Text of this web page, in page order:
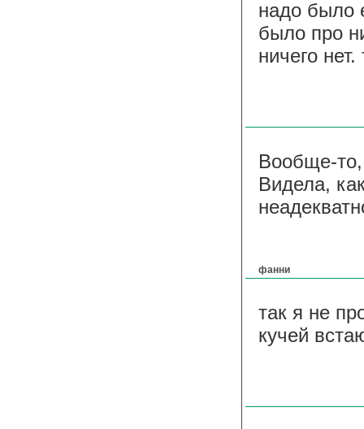
надо было
было про
ничего
Вообще-
Видела,
фанни
так я не
кучей